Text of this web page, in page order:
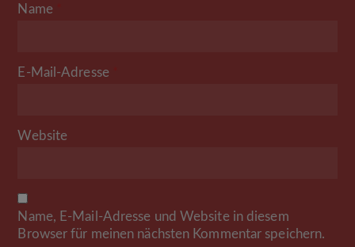
Name
E-Mail-Adresse
Website
Name, E-Mail-Adresse und Website in diesem
Browser für meinen nächsten Kommentar speichern.